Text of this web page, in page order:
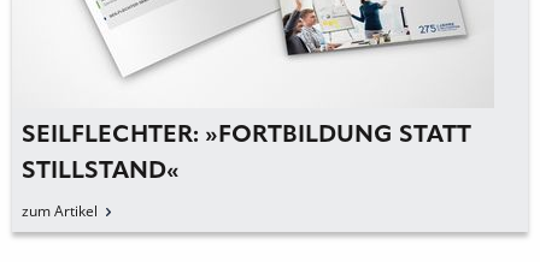
SEILFLECHTER: »FORTBILDUNG STATT
STILLSTAND«
zum Artikel